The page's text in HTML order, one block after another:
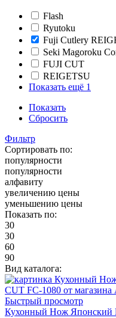
Flash
Ryutoku
Fuji Cutlery
Seki Magoroku
FUJI CUT
REIGETSU
Показать ещё 1
Показать
Сбросить
Фильтр
Сортировать по:
популярности
популярности
алфавиту
увеличению цены
уменьшению цены
Показать по:
30
30
60
90
Вид каталога:
Быстрый просмотр
Кухонный Нож Японский